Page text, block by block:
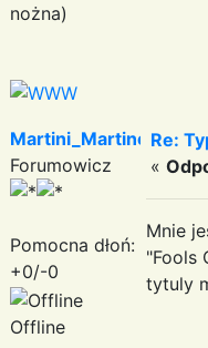
nożna)
Martini_Martinez
Forumowicz
Pomocna dłoń:
+0/-0
Offline
Re:
«
Mnie
"Fools
tytuly